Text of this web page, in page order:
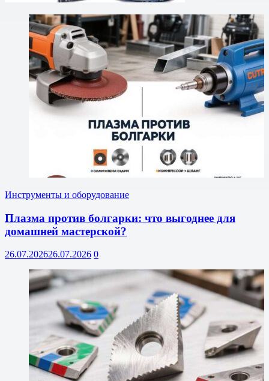
Инструменты и оборудование
Плазма против болгарки: что выгоднее для
домашней мастерской?
26.07.202626.07.2026 0